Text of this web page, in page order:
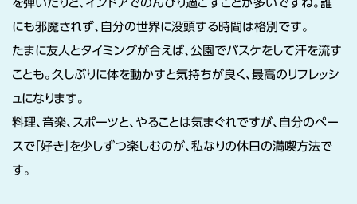
を弾いたりと、インドアでのんびり過ごすことが多いですね。誰
にも邪魔されず、自分の世界に没頭する時間は格別です。
たまに友人とタイミングが合えば、公園でバスケをして汗を流す
ことも。久しぶりに体を動かすと気持ちが良く、最高のリフレッシ
ュになります。
料理、音楽、スポーツと、やることは気まぐれですが、自分のペー
スで「好き」を少しずつ楽しむのが、私なりの休日の満喫方法で
す。